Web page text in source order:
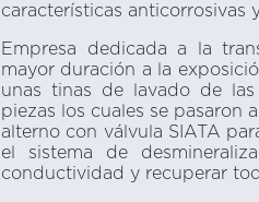
características anticorrosivas
Empresa dedicada a la
mayor duración a la
unas tinas de lavado de
piezas los cuales se pasaron
alterno con válvula SIATA
el sistema de
conductividad y recuperar